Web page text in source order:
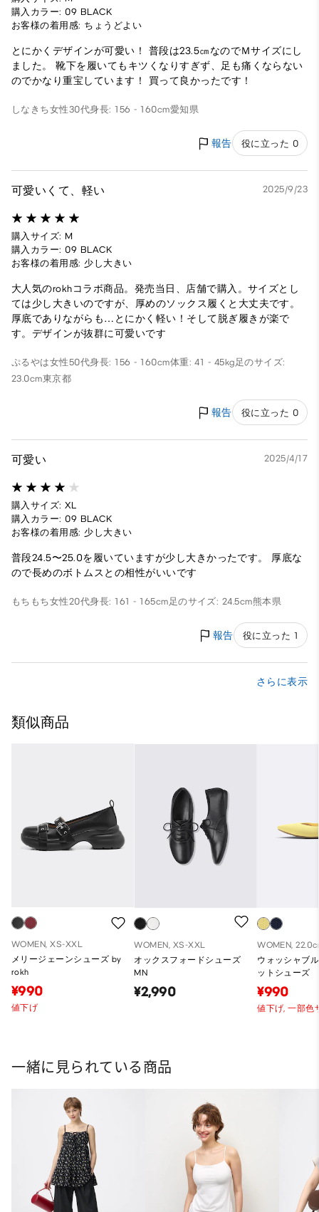
購入カラー: 09 BLACK
お客様の着用感: ちょうどよい
とにかくデザインが可愛い！ 普段は23.5㎝なのでＭサイズにし
ました。 靴下を履いてもキツくなりすぎず、足も痛くならない
のでかなり重宝しています！ 買って良かったです！
しなきち女性30代身長: 156 - 160cm愛知県
報告 役に立った 0
可愛いくて、軽い 2025/9/23
購入サイズ: M
購入カラー: 09 BLACK
お客様の着用感: 少し大きい
大人気のrokhコラボ商品。発売当日、店舗で購入。サイズとし
ては少し大きいのですが、厚めのソックス履くと大丈夫です。
厚底でありながらも…とにかく軽い！そして脱ぎ履きが楽で
す。デザインが抜群に可愛いです
ぷるやは女性50代身長: 156 - 160cm体重: 41 - 45kg足のサイズ:
23.0cm東京都
報告 役に立った 0
可愛い 2025/4/17
購入サイズ: XL
購入カラー: 09 BLACK
お客様の着用感: 少し大きい
普段24.5〜25.0を履いていますが少し大きかったです。 厚底な
ので長めのボトムスとの相性がいいです
もちもち女性20代身長: 161 - 165cm足のサイズ: 24.5cm熊本県
報告 役に立った 1
さらに表示
類似商品
WOMEN, XS-XXL
メリージェーンシューズ by
rokh
¥990
値下げ
WOMEN, XS-XXL
オックスフォードシューズ
MN
¥2,990
WOMEN,
ウォッシャブ
ットシューズ
¥990
値下げ,一部色
一緒に見られている商品